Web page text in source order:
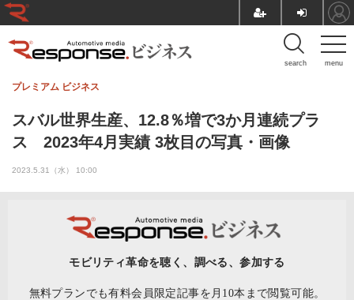
menu
search
スバル世界生産、12.8％増で3か月連続プラ
ス 2023年4月実績 3枚目の写真・画像
プレミアム ビジネス
2023.5.31（水） 10:00
モビリティ革命を聴く、調べる、参加する
無料プランでも有料会員限定記事を月10本まで閲覧可能。